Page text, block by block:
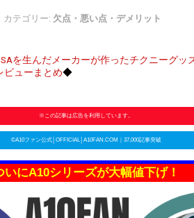
カテゴリー: 欠点・悪い点・デメリット
を生んだメーカーが作ったチクニーグッ
ビューまとめ◆
※この記事は広告を利用しています。
©A10ファン公式│OFFICIAL│A10FAN.COM｜37,000記事突破
いにA10シリーズが大幅値下げ！